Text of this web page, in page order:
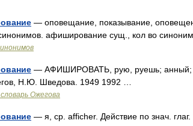
— оповещание, показывание,
афиширование сущ., кол во
— АФИШИРОВАТЬ, рую, руешь; анный;
Н.Ю. Шведова. 1949 1992 …
Ожегова
— я, ср. afficher. Действие по знач.